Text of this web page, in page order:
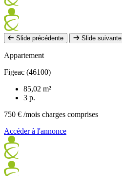
Slide précédente Slide suivante
Appartement
Figeac (46100)
85,02 m²
3 p.
750 € /mois charges comprises
Accéder à l'annonce